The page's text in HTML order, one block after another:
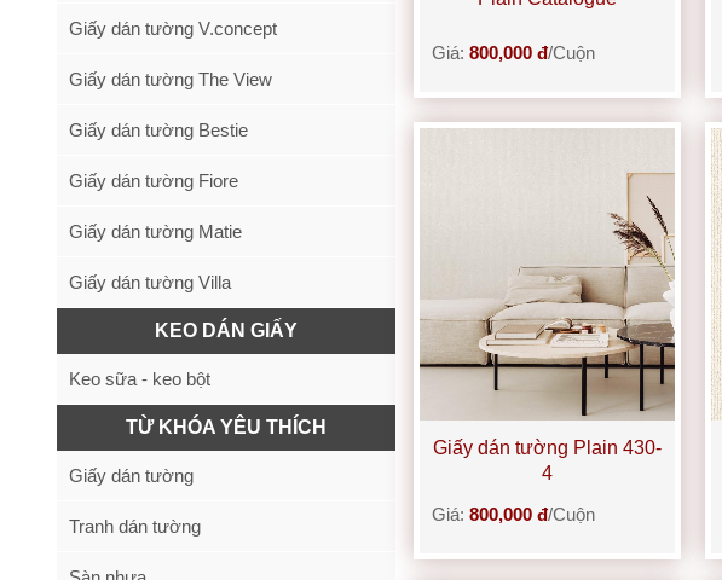
Giấy dán tường V.concept
Giấy dán tường The View
Giấy dán tường Bestie
Giấy dán tường Fiore
Giấy dán tường Matie
Giấy dán tường Villa
KEO DÁN GIẤY
Keo sữa - keo bột
TỪ KHÓA YÊU THÍCH
Giấy dán tường
Tranh dán tường
Giá: 800,000 đ/Cuộn
Giấy dán tường Plain 430-
4
Giá: 800,000 đ/Cuộn